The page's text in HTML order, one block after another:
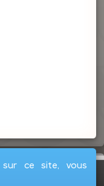
sur ce site, vous